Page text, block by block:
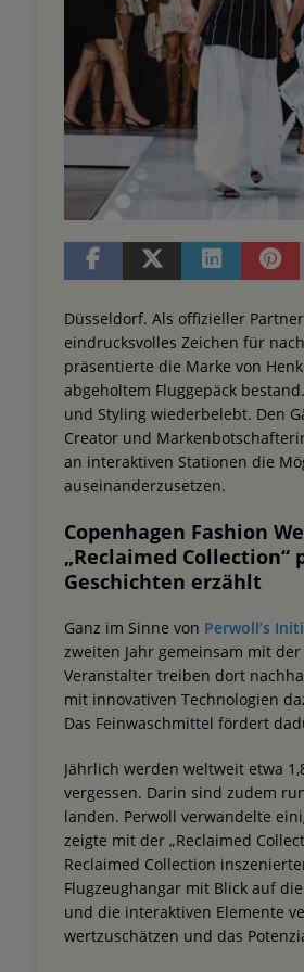
Düsseldorf. Als offizieller
eindrucksvolles Zeichen für
präsentierte die Marke von
abgeholtem Fluggepäck
und Styling wiederbelebt. Den
Creator und
an interaktiven Stationen die
auseinanderzusetzen.
Copenhagen Fashion
„Reclaimed
Geschichten erzählt
Ganz im Sinne von Perwoll’s
zweiten Jahr gemeinsam mit
Veranstalter treiben dort
mit innovativen Technologien
Das Feinwaschmittel fördert
Jährlich werden weltweit etwa
vergessen. Darin sind zudem
landen. Perwoll verwandelte
zeigte mit der „Reclaimed
Reclaimed Collection
Flugzeughangar mit Blick auf
und die interaktiven Elemente
wertzuschätzen und das